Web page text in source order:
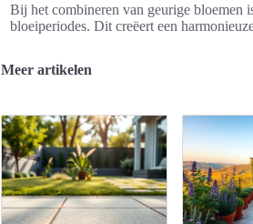
Bij het combineren van geurige bloemen
bloeiperiodes. Dit creëert een
Meer artikelen